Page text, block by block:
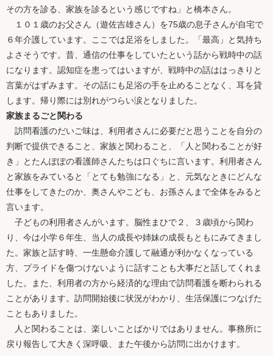
その方を診る、家族を診るという感じですね」と橋本さん。
１０１歳のお父さん（遊佐吉雄さん）を75歳の息子さんが自宅で
６年介護しています。ここでは足浴をしました。「最高」と気持ち
よさそうです。昔、通信の仕事をしていたという話から戦時中の話
になります。認知症を患ってはいますが、戦時中の話ははっきりと
言葉がはずみます。その話にも足浴の手を止めることなく、耳を貸
します。帰り際には別れがつらい涙となりました。
家族まるごと関わる
訪問看護のだいご味は、利用者さんに必要だと思うことを自分の
判断で提供できること、家族と関わること、「人と関わることが好
き」とたんぽぽの看護師さんたちは口ぐちに言います。利用者さん
と家族をみていると「とても勉強になる」と、元気なときにどんな
仕事をしてきたのか、奥さんやこども、お孫さんまで全体をみると
言います。
子どもの利用者さんがいます。脳性まひで２、３歳頃から関わ
り、今は小学６年生、当人の成長や姉妹の成長もともにみてきまし
た。家族と話す時、一生懸命介護して融通が利かなくなっている
方、プライドを傷つけないように話すことも大事だと話してくれま
した。また、利用者の方から経済的な理由で訪問看護を断わられる
ことがあります。訪問開始後に状況がわかり、生活保護につなげた
こともありました。
人と関わることは、楽しいことばかりではありません。事務所に
戻り報告して大きく深呼吸、また午後から訪問に出かけます。